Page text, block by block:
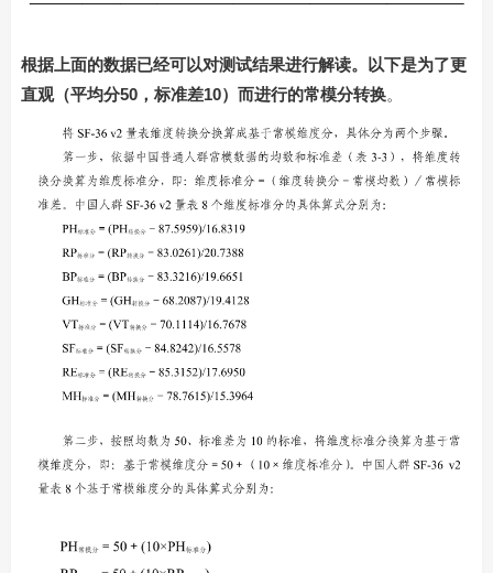
根据上面的数据已经可以对测试结果进行解读。以下是为了更
直观（平均分50，标准差10）而进行的常模分转换。